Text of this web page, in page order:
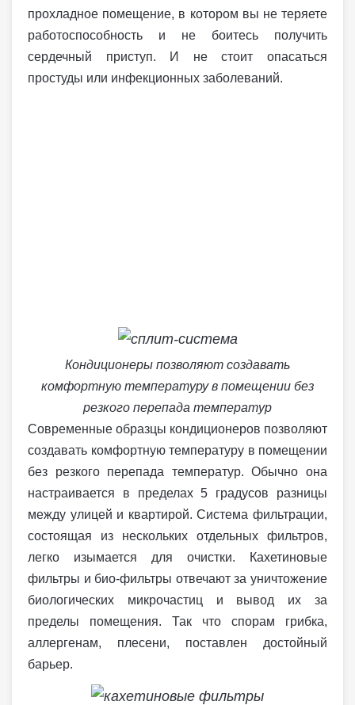
прохладное помещение, в котором вы не теряете
работоспособность и не боитесь получить
сердечный приступ. И не стоит опасаться
простуды или инфекционных заболеваний.
Кондиционеры позволяют создавать
комфортную температуру в помещении без
резкого перепада температур
Современные образцы кондиционеров позволяют
создавать комфортную температуру в помещении
без резкого перепада температур. Обычно она
настраивается в пределах 5 градусов разницы
между улицей и квартирой. Система фильтрации,
состоящая из нескольких отдельных фильтров,
легко изымается для очистки. Кахетиновые
фильтры и био-фильтры отвечают за уничтожение
биологических микрочастиц и вывод их за
пределы помещения. Так что спорам грибка,
аллергенам, плесени, поставлен достойный
барьер.